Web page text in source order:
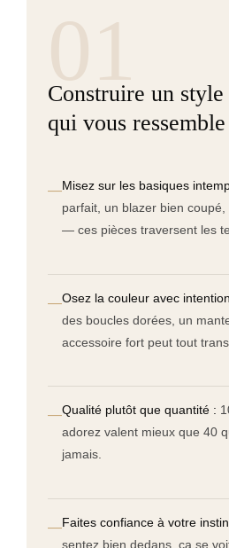
01
Construire un style
qui vous ressemble
—Misez sur les basiques
parfait, un blazer bien
— ces pièces traversent les
—Osez la couleur avec
des boucles dorées, un
accessoire fort peut tout
—Qualité plutôt que quantité :
adorez valent mieux que 40
jamais.
—Faites confiance à votre
sentez bien dedans, ça se